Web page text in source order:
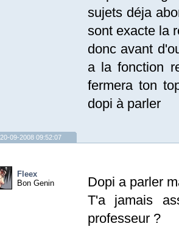
sujets déja
sont exacte la
donc avant
a la fonction
fermera ton
dopi à parler
20-09-2008 09:52:07
Fleex
Bon Genin
Dopi a parler
T'a jamais
professeur ?